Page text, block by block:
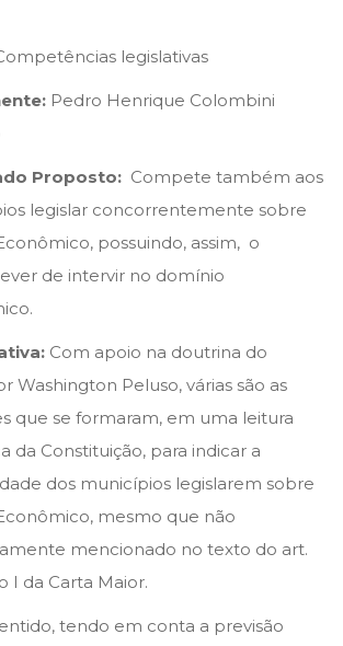
legislativas
Pedro Henrique Colombini
Proposto: Compete também aos
legislar concorrentemente sobre
possuindo, assim, o
de intervir no domínio
Com apoio na doutrina do
Washington Peluso, várias são as
que se formaram, em uma leitura
da Constituição, para indicar a
dos municípios legislarem sobre
mesmo que não
mencionado no texto do art.
I da Carta Maior.
tendo em conta a previsão